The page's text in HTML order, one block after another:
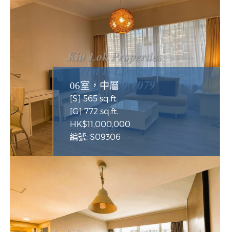
06室，中層
[S] 565 sq.ft.
[G] 772 sq.ft.
HK$11,000,000
編號: S09306